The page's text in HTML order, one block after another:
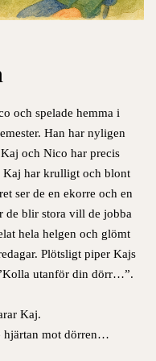
och spelade hemma i
Han har nyligen
och Nico har precis
Kaj har krulligt och blont
ser de en ekorre och en
de blir stora vill de jobba
hela helgen och glömt
Plötsligt piper Kajs
utanför din dörr…”.
Kaj.
hjärtan mot dörren…